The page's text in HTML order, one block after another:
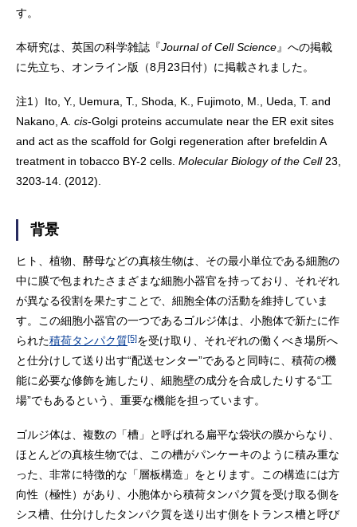
す。
本研究は、英国の科学雑誌『Journal of Cell Science』への掲載
に先立ち、オンライン版（8月23日付）に掲載されました。
注1） Ito, Y., Uemura, T., Shoda, K., Fujimoto, M., Ueda, T. and
Nakano, A. cis-Golgi proteins accumulate near the ER exit sites
and act as the scaffold for Golgi regeneration after brefeldin A
treatment in tobacco BY-2 cells. Molecular Biology of the Cell23,
3203-14. (2012).
背景
ヒト、植物、酵母などの真核生物は、その最小単位である細胞の
中に膜で包まれたさまざまな細胞小器官を持っており、それぞれ
が異なる役割を果たすことで、細胞全体の活動を維持していま
す。この細胞小器官の一つであるゴルジ体は、小胞体で新たに作
られた積荷タンパク質[5]を受け取り、それぞれの働くべき場所へ
と仕分けして送り出す“配送センター”であると同時に、積荷の機
能に必要な修飾を施したり、細胞壁の成分を合成したりする“工
場”でもあるという、重要な機能を担っています。
ゴルジ体は、複数の「槽」と呼ばれる扁平な袋状の膜からなり、
ほとんどの真核生物では、この槽がパンケーキのように積み重な
った、非常に特徴的な「層板構造」をとります。この構造には方
向性（極性）があり、小胞体から積荷タンパク質を受け取る側を
シス槽、仕分けしたタンパク質を送り出す側をトランス槽と呼び